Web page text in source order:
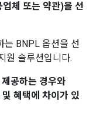
체 또는 약관)을 선
는 BNPL 옵션을 선
원 솔루션입니다.
공하는 경우와
혜택에 차이가 있